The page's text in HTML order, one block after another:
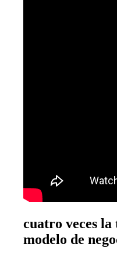
cuatro veces la
modelo de